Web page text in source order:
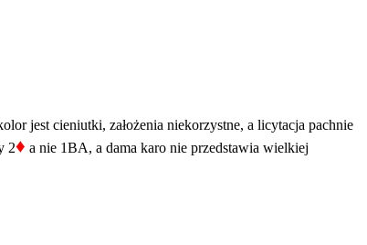
jest cieniutki, założenia niekorzystne, a licytacja pachnie
2♦ a nie 1BA, a dama karo nie przedstawia wielkiej